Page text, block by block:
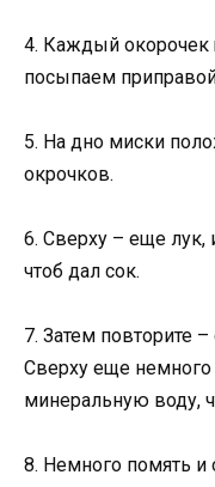
4. Каждый
посыпаем
5. На дно миски
окрочков.
6. Сверху – еще
чтоб дал сок.
7. Затем повторите
Сверху еще немного
минеральную воду,
8. Немного помять и